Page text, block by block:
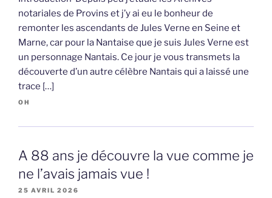
notariales de Provins et j’y ai eu le bonheur de
remonter les ascendants de Jules Verne en Seine et
Marne, car pour la Nantaise que je suis Jules Verne est
un personnage Nantais. Ce jour je vous transmets la
découverte d’un autre célèbre Nantais qui a laissé une
trace […]
OH
A 88 ans je découvre la vue comme je
ne l’avais jamais vue !
25 AVRIL 2026